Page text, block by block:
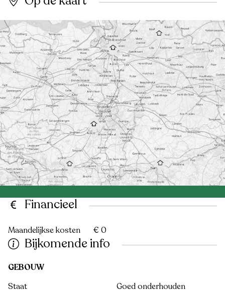
Financieel
Maandelijkse kosten € 0
Bijkomende info
GEBOUW
Staat
Goed onderhouden